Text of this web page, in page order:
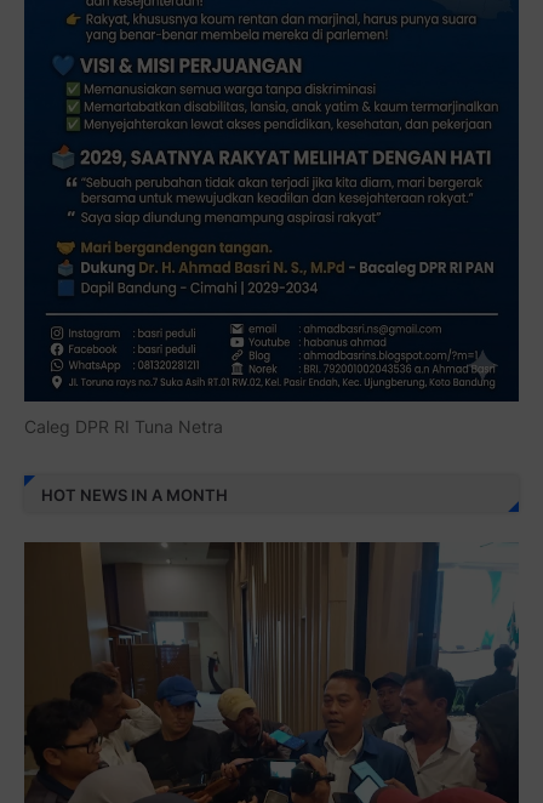
Caleg DPR RI Tuna Netra
HOT NEWS IN A MONTH